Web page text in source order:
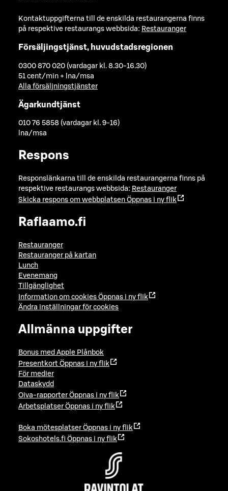
Kontaktuppgifterna till de enskilda restaurangerna finns
på respektive restaurangs webbsida: Restauranger
Försäljingstjänst, huvudstadsregionen
0300 870 020 (vardagar kl. 8.30-16.30)
51 cent/min + lna/msa
Alla försäljningstjänster
Ägarkundtjänst
010 76 5858 (vardagar kl. 9-16)
lna/msa
Respons
Responslänkarna till de enskilda restaurangerna finns på
respektive restaurangs webbsida: Restauranger
Skicka respons om webbplatsen Öppnas i ny flik
Raflaamo.fi
Restauranger
Restauranger på kartan
Lunch
Evenemang
Tillgänglighet
Information om cookies Öppnas i ny flik
Ändra inställningar för cookies
Allmänna uppgifter
Bonus med Apple Plånbok
Presentkort Öppnas i ny flik
För medier
Dataskydd
Oiva-rapporter Öppnas i ny flik
Arbetsplatser Öppnas i ny flik
Boka mötesplatser Öppnas i ny flik
Sokoshotels.fi Öppnas i ny flik